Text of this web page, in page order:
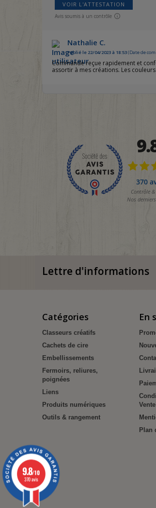
VOIR L'ATTESTATION
Avis soumis à un contrôle
Nathalie C.
Publié le 22/04/2023 à 18:53(Date de
Commande reçue rapidement et
assortir à mes créations. Les
Lettre d'informations
Catégories
Classeurs créatifs
Cachets de cire
Embellissements
Fermoirs, reliures,
poignées
Liens
Produits numériques
Outils & rangement
En
Vente
Plan
9.8/10
370 avis